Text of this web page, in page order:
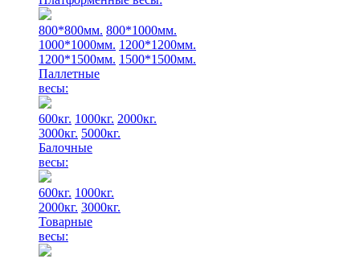
800*800мм. 800*1000мм.
1000*1000мм. 1200*1200мм.
1200*1500мм. 1500*1500мм.
Паллетные
весы:
600кг. 1000кг. 2000кг.
3000кг. 5000кг.
Балочные
весы:
600кг. 1000кг.
2000кг. 3000кг.
Товарные
весы: